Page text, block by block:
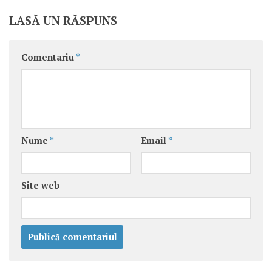
LASĂ UN RĂSPUNS
Comentariu *
Nume * Email *
Site web